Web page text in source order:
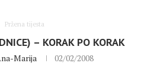
Pržena tijesta
– KORAK PO KORAK
Marija 02/02/2008